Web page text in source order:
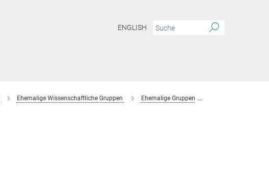
ENGLISH
Ehemalige Wissenschaftliche Gruppen Ehemalige Gruppen